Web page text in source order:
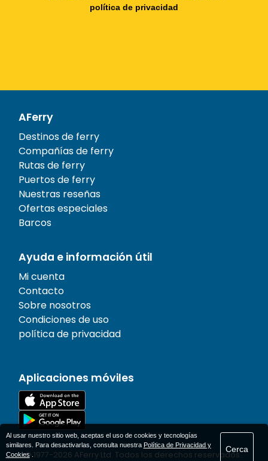
política de privacidad
AFerry
Destinos de ferry
Compañías de ferry
Rutas de ferry
Puertos de ferry
Nuestras reseñas
Ofertas especiales
Barcos
Ayuda e información útil
Mi cuenta
Contacto
Sobre nosotros
Condiciones de uso
política de privacidad
Aplicaciones móviles
© 1977-2026 AFerry Ltd. Todos los derechos reservados..
Al usar nuestro sitio web, aceptas el uso de cookies y tecnologías
similares. Para desactivarlas, consulta nuestra Política de Privacidad y
Cookies.
Cerca